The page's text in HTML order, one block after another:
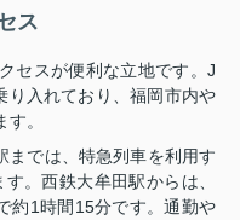
ス
セスが便利な立地です。J
り入れており、福岡市内や
。
までは、特急列車を利用す
。西鉄大牟田駅からは、
約1時間15分です。通勤や